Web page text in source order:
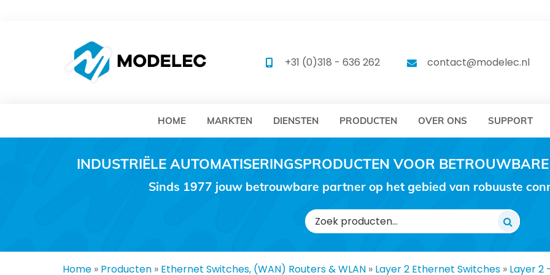
MODELEC MODELEC
+31 (0)318 - 636 262 contact@modelec.nl
HOME MARKTEN DIENSTEN PRODUCTEN OVER ONS SUPPORT
INDUSTRIËLE AUTOMATISERINGSPRODUCTEN VOOR
Sinds 1977 jouw betrouwbare partner op het gebied van robuuste
Zoeken
naar:
Home » Producten » Ethernet Switches, (WAN) Routers & WLAN » Layer 2 Ethernet Switches » Layer 2